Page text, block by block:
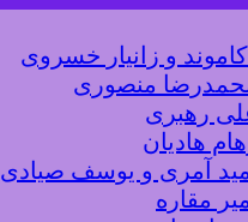
و زانیار خسروی
منصوری
رهبری
هادیان
آمری و یوسف صیادی
مقاره